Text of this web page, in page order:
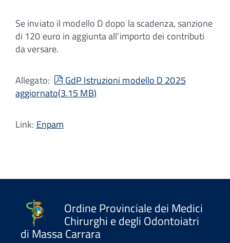
Se inviato il modello D dopo la scadenza, sanzione
di 120 euro in aggiunta all’importo dei contributi
da versare.
Allegato: pdf
GdP Istruzioni modello D 2025
aggiornato(3.15 MB)
Link: Enpam
Ordine Provinciale dei Medici
Chirurghi e degli Odontoiatri
di Massa Carrara